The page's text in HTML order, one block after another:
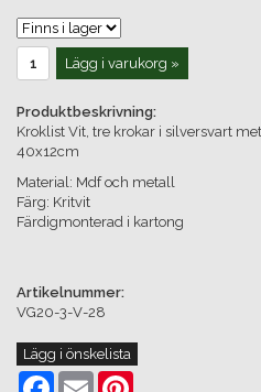
Lägg i varukorg »
Produktbeskrivning:
Kroklist Vit, tre krokar i silversvart
40x12cm
Material: Mdf och metall
Färg: Kritvit
Färdigmonterad i kartong
Artikelnummer:
VG20-3-V-28
Lägg i önskelista
Facebook
Email